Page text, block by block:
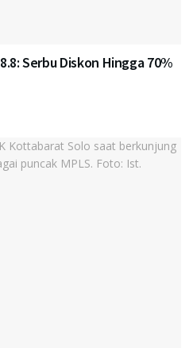
Serbu Diskon Hingga 70%